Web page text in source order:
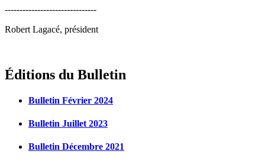
-------------------------------
Robert Lagacé, président
Éditions du Bulletin
Bulletin Février 2024
Bulletin Juillet 2023
Bulletin Décembre 2021